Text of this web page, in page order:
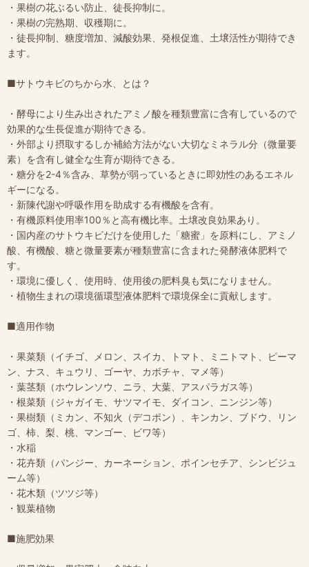
・果樹の花ぶるい防止、徒長抑制に。
・果樹の完熟期、収穫期に。
・徒長抑制、糖度増加、減酸効果、発根促進、土壌活性が期待でき
ます。
■サトウキビのちから水、とは？
・酵母により生み出されたアミノ酸を種類豊富に含有しているので
効果的な生長促進が期待できる。
・外部より摂取するしか補給方法がない大切なミネラル分（微量要
素）を含有し健全な生育が期待できる。
・糖分を2-4％含み、草勢が弱っているときに即効性のあるエネル
ギーになる。
・新陳代謝や呼吸作用を助成する有機酸を含有。
・有機原料使用率100％と高有機比率。土壌改良効果あり。
・国内産のサトウキビだけを使用した「糖蜜」を原料にし、アミノ
酸、有機酸、糖と微量要素が種類豊富に含まれた発酵液体肥料で
す。
・環境に優しく、使用時、使用後の肥料臭も気になりません。
・植物生まれの環境循環型液体肥料で環境保全に貢献します。
■適用作物
・果菜類（イチゴ、メロン、スイカ、トマト、ミニトマト、ピーマ
ン、ナス、キュウリ、ゴーヤ、カボチャ、マメ等）
・葉茎類（ホウレンソウ、ニラ、大葉、アスパラガス等）
・根菜類（ジャガイモ、サツマイモ、ダイコン、ニンジン等）
・果樹類（ミカン、不知火（デコポン）、キンカン、ブドウ、リン
ゴ、柿、梨、桃、マンゴー、ビワ等）
・水稲
・花卉類（パンジー、カーネーション、ポインセチア、シンビジュ
ーム等）
・花木類（ツツジ等）
・観葉植物
■施肥効果